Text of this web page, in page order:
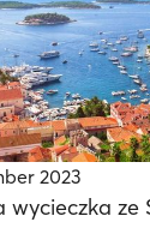
2023
wycieczka ze